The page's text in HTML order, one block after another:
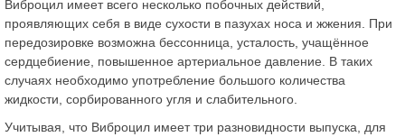
Виброцил имеет всего несколько побочных действий,
проявляющих себя в виде сухости в пазухах носа и жжения. При
передозировке возможна бессонница, усталость, учащённое
сердцебиение, повышенное артериальное давление. В таких
случаях необходимо употребление большого количества
жидкости, сорбированного угля и слабительного.
Учитывая, что Виброцил имеет три разновидности выпуска, для